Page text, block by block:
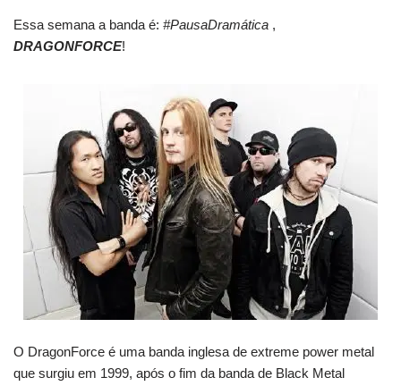
Essa semana a banda é: #PausaDramática ,
DRAGONFORCE!
O DragonForce é uma banda inglesa de extreme power metal
que surgiu em 1999, após o fim da banda de Black Metal